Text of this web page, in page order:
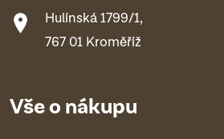
Hulínská 1799/1,
767 01 Kroměříž
Vše o nákupu